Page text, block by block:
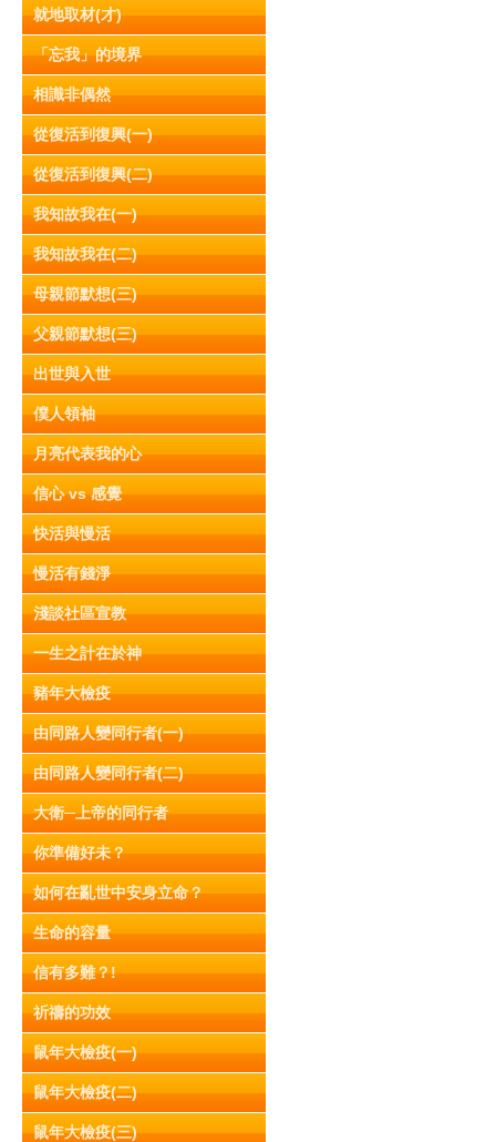
就地取材(才)
「忘我」的境界
相識非偶然
從復活到復興(一)
從復活到復興(二)
我知故我在(一)
我知故我在(二)
母親節默想(三)
父親節默想(三)
出世與入世
僕人領袖
月亮代表我的心
信心 vs 感覺
快活與慢活
慢活有錢淨
淺談社區宣教
一生之計在於神
豬年大檢疫
由同路人變同行者(一)
由同路人變同行者(二)
大衛─上帝的同行者
你準備好未？
如何在亂世中安身立命？
生命的容量
信有多難？!
祈禱的功效
鼠年大檢疫(一)
鼠年大檢疫(二)
鼠年大檢疫(三)